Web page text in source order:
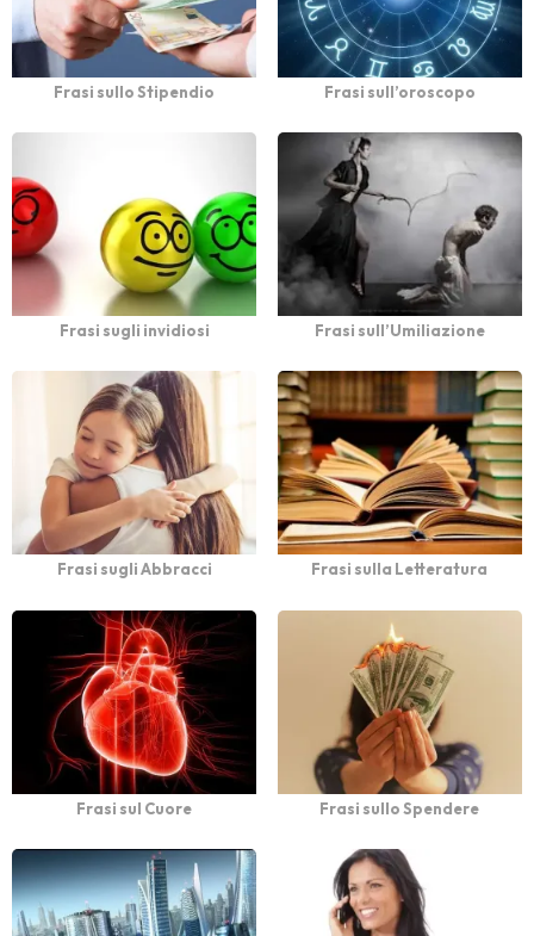
Frasi sullo Stipendio Frasi sull’oroscopo
Frasi sugli invidiosi Frasi sull’Umiliazione
Frasi sugli Abbracci Frasi sulla Letteratura
Frasi sul Cuore Frasi sullo Spendere